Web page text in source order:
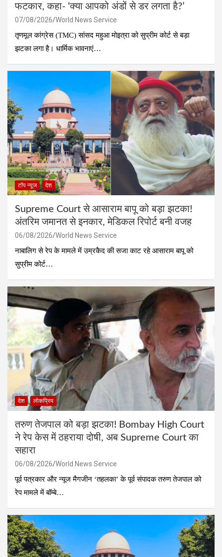
फटकार, कहा- ‘क्या आपको अंडों से डर लगता है?’
07/08/2026 World News Service
तृणमूल कांग्रेस (TMC) सांसद महुआ मोइत्रा को सुप्रीम कोर्ट से बड़ा
झटका लगा है। धार्मिक भावनाएं…
टॉप न्यूज देश
Supreme Court से आसाराम बापू को बड़ा झटका!
अंतरिम जमानत से इनकार, मेडिकल रिपोर्ट बनी वजह
06/08/2026 World News Service
नाबालिग से रेप के मामले में उम्रकैद की सजा काट रहे आसाराम बापू को
सुप्रीम कोर्ट…
देश लोकप्रिय
तरुण तेजपाल को बड़ा झटका! Bombay High Court
ने रेप केस में ठहराया दोषी, अब Supreme Court का
सहारा
06/08/2026 World News Service
पूर्व पत्रकार और न्यूज मैगजीन ‘तहलका’ के पूर्व संपादक तरुण तेजपाल को
रेप मामले में बॉम्बे…